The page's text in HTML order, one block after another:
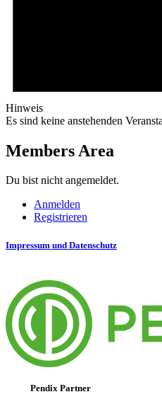
Hinweis
Es sind keine anstehenden
Members Area
Du bist nicht angemeldet.
Anmelden
Registrieren
Impressum und Datenschutz
Pendix Partner